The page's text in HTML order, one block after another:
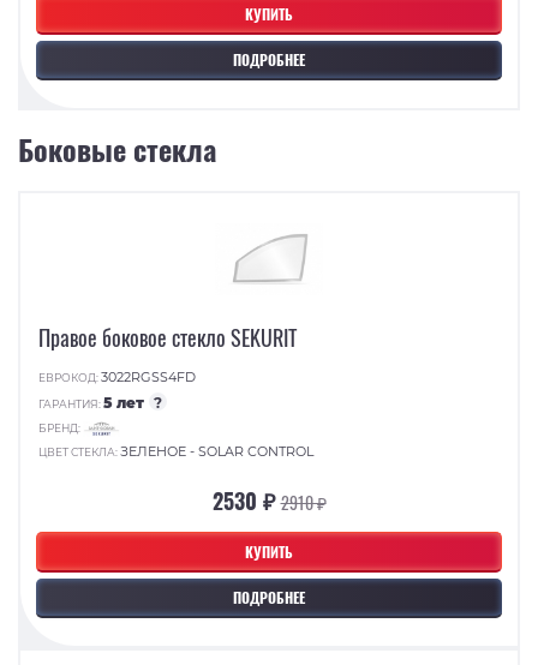
КУПИТЬ
ПОДРОБНЕЕ
Боковые стекла
КУПИТЬ
ПОДРОБНЕЕ
Правое боковое стекло SEKURIT
ЕВРОКОД:3022RGSS4FD
ГАРАНТИЯ:5 лет ?
БРЕНД:
ЦВЕТ СТЕКЛА:ЗЕЛЕНОЕ - SOLAR CONTROL
2530 ₽2910 ₽